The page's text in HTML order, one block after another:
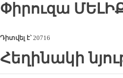
Փիրուզա
Դիտվել է՝20716
Հեղինակի